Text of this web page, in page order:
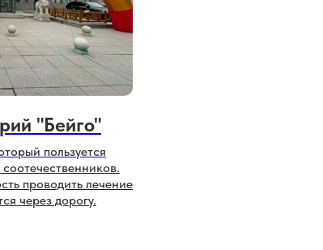
"Бейго"
пользуется
проводить лечение
через дорогу.